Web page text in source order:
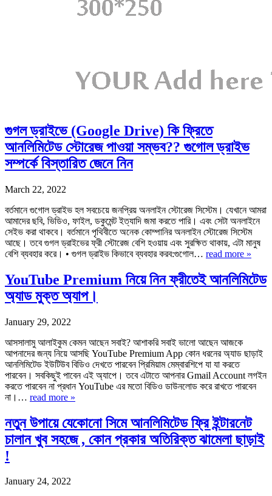
গুগল ড্রাইভে (Google Drive) কি ফ্রিতে
আনলিমিটেড স্টোরেজ পাওয়া সম্ভব?? গুগোল ড্রাইভ
সম্পর্কে বিস্তারিত জেনে নিন
March 22, 2022
বর্তমানে গুগোল ড্রাইভ হল সবচেয়ে জনপ্রিয় অনলাইন স্টোরেজ সিস্টেম। যেখানে আমরা
আমাদের ছবি, ভিডিও, ফাইল, ডকুমেন্ট ইত্যাদি জমা করতে পারি। এবং সেটা অনলাইনে
সেইভ করা থাকবে। বর্তমানে পৃথিবীতে অনেক কোম্পানির অনলাইন স্টোরেজ সিস্টেম
আছে। তবে গুগল ড্রাইভের ফ্রী স্টোরেজ বেশি হওয়ায় এবং সুরক্ষিত থাকায়, এটা মানুষ
বেশি ব্যবহার করে। • গুগল ড্রাইভ কিভাবে ব্যবহার করব:গুগোল… read more »
YouTube Premium নিয়ে নিন ফ্রীতেই আনলিমিটেড
অ্যাড মুক্ত অ্যাপ।
January 29, 2022
আসসালামু আলাইকুম কেমন আছেন সবাই? আশাকরি সবাই ভালো আছেন আজকে
আপনাদের জন্য নিয়ে আসছি YouTube Premium App কোন ধরনের অ্যাড ছাড়াই
আনলিমিটেড ইউটিউব বিডিও দেখতে পারবেন প্রিমিয়াম মেম্বারশিপে যা যা করতে
পারবেন। সবকিছুই পাবেন এই অ্যাপে। তবে এটাতে আপনার Gmail Account লগইন
করতে পারবেন না প্রধান YouTube এর মতো বিডিও ডাউনলোড করে রাখতে পারবেন
না।… read more »
নতুন উপায়ে যেকোনো সিমে আনলিমিটেড ফ্রি ইন্টারনেট
চালান খুব সহজে , কোন প্রকার অতিরিক্ত ঝামেলা ছাড়াই
!
January 24, 2022